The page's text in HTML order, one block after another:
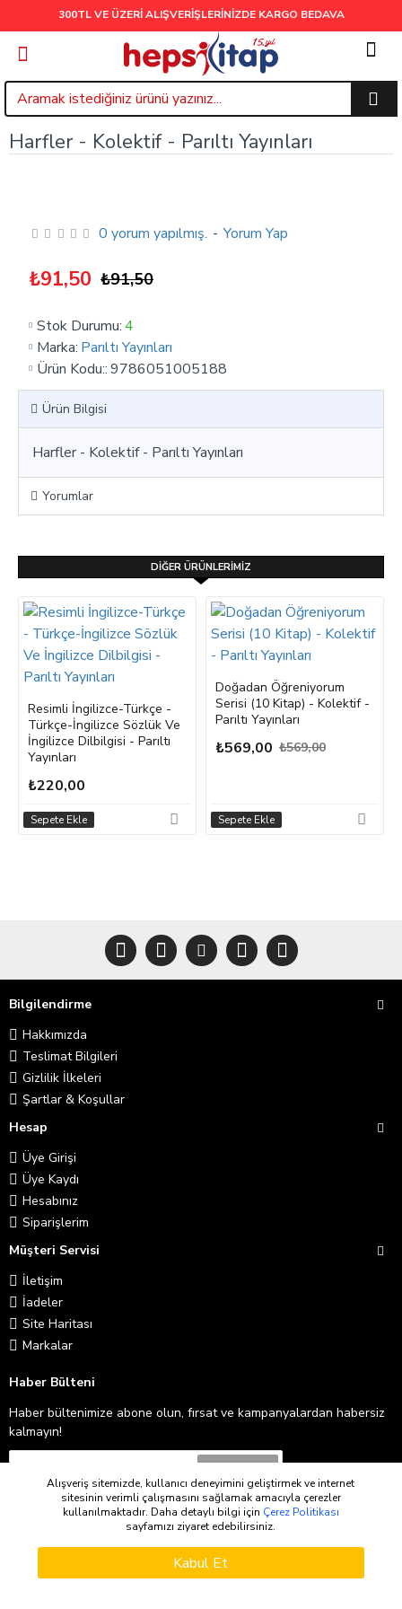
300TL VE ÜZERİ ALIŞVERİŞLERİNİZDE KARGO BEDAVA
Harfler - Kolektif - Parıltı Yayınları
Stok Durumu:4
Marka: Parıltı Yayınları
Ürün Kodu::9786051005188
0 yorum yapılmış. - Yorum Yap
₺91,50 ₺91,50
Sepete Ekle
Ürün Bilgisi
Harfler - Kolektif - Parıltı Yayınları
Yorumlar
DIĞER ÜRÜNLERIMIZ
Resimli İngilizce-Türkçe -
Türkçe-İngilizce Sözlük Ve
İngilizce Dilbilgisi - Parıltı
Yayınları
₺220,00
Sepete Ekle
Doğadan Öğreniyorum
Serisi (10 Kitap) - Kolektif -
Parıltı Yayınları
₺569,00 ₺569,00
Sepete Ekle
Bilgilendirme
Hakkımızda
Teslimat Bilgileri
Gizlilik İlkeleri
Şartlar & Koşullar
Hesap
Üye Girişi
Üye Kaydı
Hesabınız
Siparişlerim
Müşteri Servisi
İletişim
İadeler
Site Haritası
Markalar
Haber Bülteni
Haber bültenimize abone olun, fırsat ve kampanyalardan habersiz
kalmayın!
Abone Ol
Gizlilik İlkeleri 'ni okudum ve kabul ediyorum.
Copyright © 2026
Alışveriş sitemizde, kullanıcı deneyimini geliştirmek ve internet
sitesinin verimli çalışmasını sağlamak amacıyla çerezler
kullanılmaktadır. Daha detaylı bilgi için Çerez Politikası
sayfamızı ziyaret edebilirsiniz.
Kabul Et